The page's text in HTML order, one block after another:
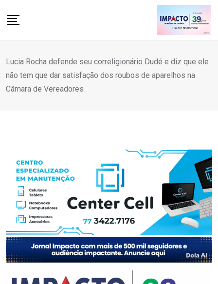
Lucia Rocha defende seu correligionário Dudé e diz que ele
não tem que dar satisfação dos roubos de aparelhos na
Câmara de Vereadores